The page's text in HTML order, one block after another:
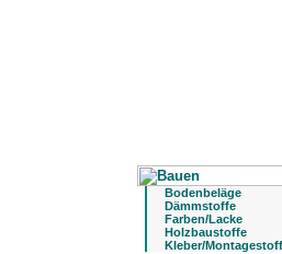
Bodenbeläge
Dämmstoffe
Farben/Lacke
Holzbaustoffe
Kleber/